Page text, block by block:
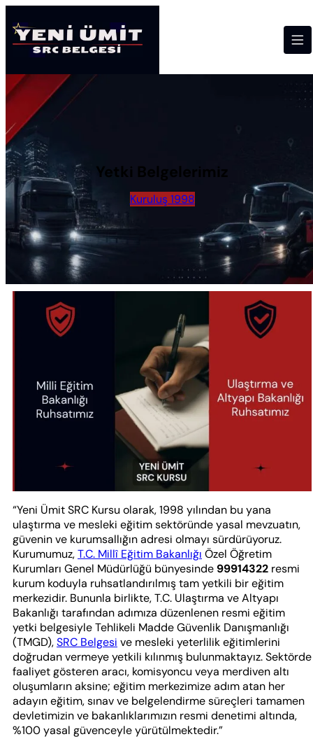
Yetki Belgelerimiz
Kuruluş 1998
“Yeni Ümit SRC Kursu olarak, 1998 yılından bu yana
ulaştırma ve mesleki eğitim sektöründe yasal mevzuatın,
güvenin ve kurumsallığın adresi olmayı sürdürüyoruz.
Kurumumuz,T.C. Millî Eğitim Bakanlığı Özel Öğretim
Kurumları Genel Müdürlüğü bünyesinde 99914322 resmi
kurum koduyla ruhsatlandırılmış tam yetkili bir eğitim
merkezidir. Bununla birlikte, T.C. Ulaştırma ve Altyapı
Bakanlığı tarafından adımıza düzenlenen resmi eğitim
yetki belgesiyle Tehlikeli Madde Güvenlik Danışmanlığı
(TMGD),SRC Belgesi ve mesleki yeterlilik eğitimlerini
doğrudan vermeye yetkili kılınmış bulunmaktayız. Sektörde
faaliyet gösteren aracı, komisyoncu veya merdiven altı
oluşumların aksine; eğitim merkezimize adım atan her
adayın eğitim, sınav ve belgelendirme süreçleri tamamen
devletimizin ve bakanlıklarımızın resmi denetimi altında,
%100 yasal güvenceyle yürütülmektedir.”